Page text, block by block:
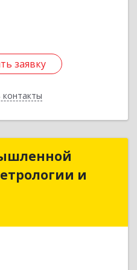
заявку
контакты
заявку
и
промышленной
метрологии и